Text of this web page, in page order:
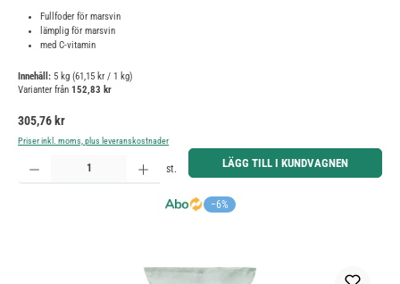
Fullfoder för marsvin
lämplig för marsvin
med C-vitamin
Innehåll: 5 kg (61,15 kr / 1 kg)
Varianter från 152,83 kr
Ordinarie pris:
305,76 kr
Priser inkl. moms, plus leveranskostnader
−6%
Produktkvantitet: Ange önskat belopp eller använd knapparna för att öka eller minska kvantiteten.
st. LÄGG TILL I KUNDVAGNEN